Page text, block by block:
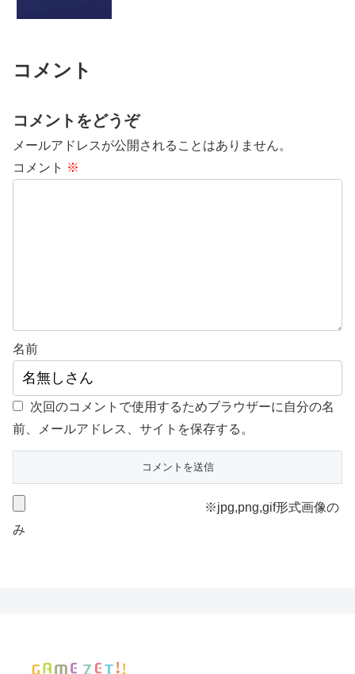
コメント
コメントをどうぞ
メールアドレスが公開されることはありません。
コメント ※
名前
次回のコメントで使用するためブラウザーに自分の名
前、メールアドレス、サイトを保存する。
※jpg,png,gif形式画像の
み